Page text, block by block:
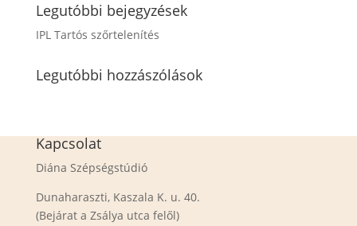
Legutóbbi bejegyzések
IPL Tartós szőrtelenítés
Legutóbbi hozzászólások
Kapcsolat
Diána Szépségstúdió
Dunaharaszti, Kaszala K. u. 40.
(Bejárat a Zsálya utca felől)